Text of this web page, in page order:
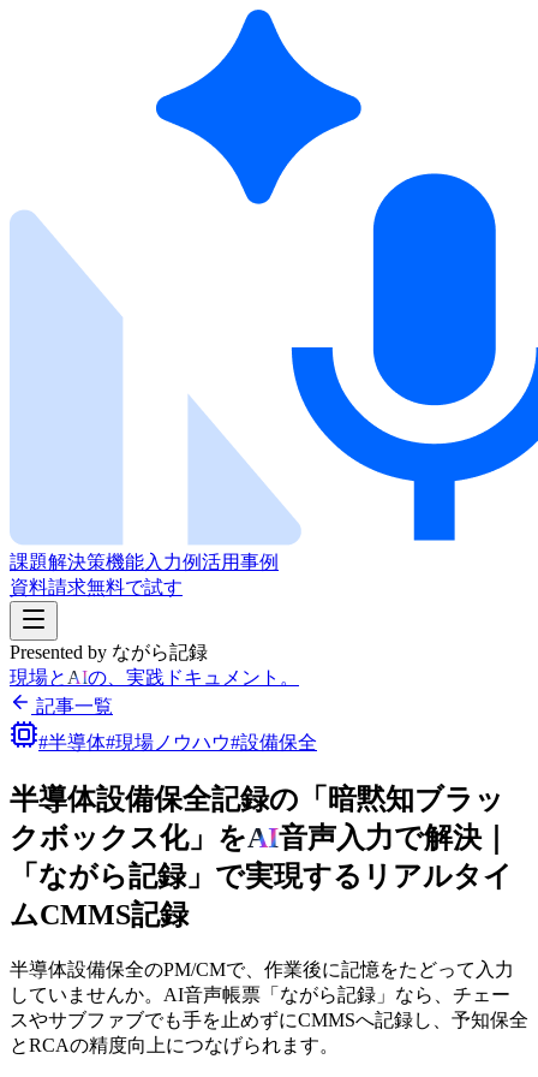
課題解決策機能入力例活用事例
資料請求無料で試す
Presented by ながら記録
現場と AIの、実践ドキュメント。
記事一覧
#半導体#現場ノウハウ#設備保全
半導体設備保全記録の 「暗黙知ブラッ
クボックス化」をAI音声入力で解決｜
「ながら記録」で実現する リアルタイ
ムCMMS記録
半導体設備保全のPM/CMで、 作業後に記憶をたどって 入力
していませんか。 AI音声帳票 「ながら記録」なら、 チェー
スやサブファブでも手を 止めずにCMMSへ記録し、 予知保全
とRCAの精度向上につなげられます。